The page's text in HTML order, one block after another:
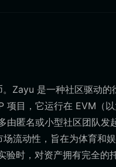
Zayu 是一种社区驱动的
目，它运行在 EVM（
匿名或小型社区团队发
流动性，旨在为体育和
时，对资产拥有完全的托